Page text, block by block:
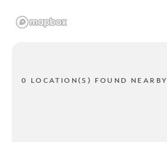
0 LOCATION(S) FOUND NEARBY